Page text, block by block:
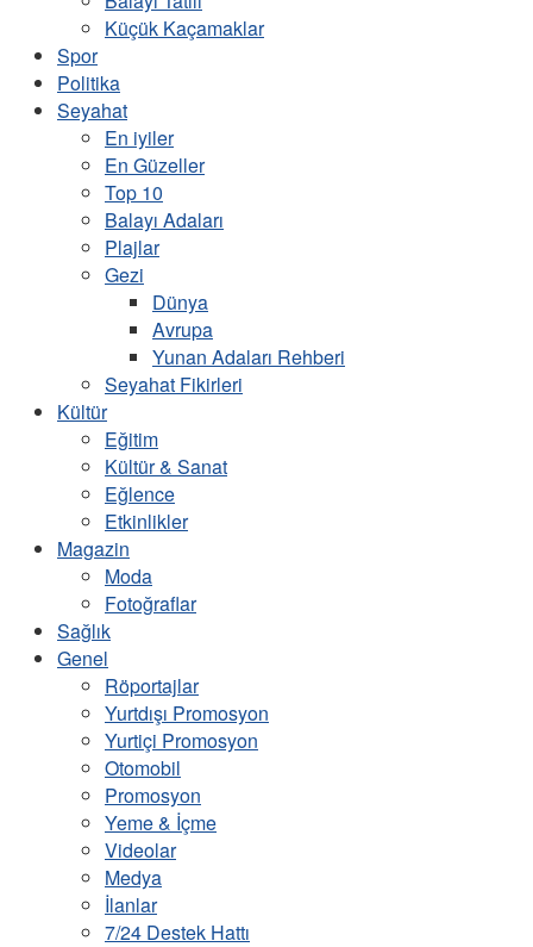
Küçük Kaçamaklar
Spor
Politika
Seyahat
En iyiler
En Güzeller
Top 10
Balayı Adaları
Plajlar
Gezi
Dünya
Avrupa
Yunan Adaları Rehberi
Seyahat Fikirleri
Kültür
Eğitim
Kültür & Sanat
Eğlence
Etkinlikler
Magazin
Moda
Fotoğraflar
Sağlık
Genel
Röportajlar
Yurtdışı Promosyon
Yurtiçi Promosyon
Otomobil
Promosyon
Yeme & İçme
Videolar
Medya
İlanlar
7/24 Destek Hattı